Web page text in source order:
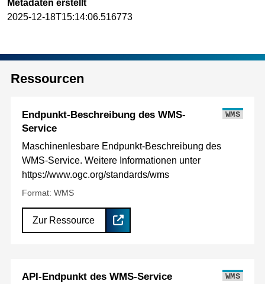
Metadaten erstellt
2025-12-18T15:14:06.516773
Ressourcen
Endpunkt-Beschreibung des WMS-
Service
WMS
Maschinenlesbare Endpunkt-Beschreibung des
WMS-Service. Weitere Informationen unter
https://www.ogc.org/standards/wms
Format: WMS
Zur Ressource
API-Endpunkt des WMS-Service WMS